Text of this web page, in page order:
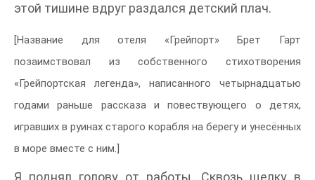
этой тишине вдруг раздался детский плач.
[Название для отеля «Грейпорт» Брет Гарт
позаимствовал из собственного стихотворения
«Грейпортская легенда», написанного четырнадцатью
годами раньше рассказа и повествующего о детях,
игравших в руинах старого корабля на берегу и унесённых
в море вместе с ним.]